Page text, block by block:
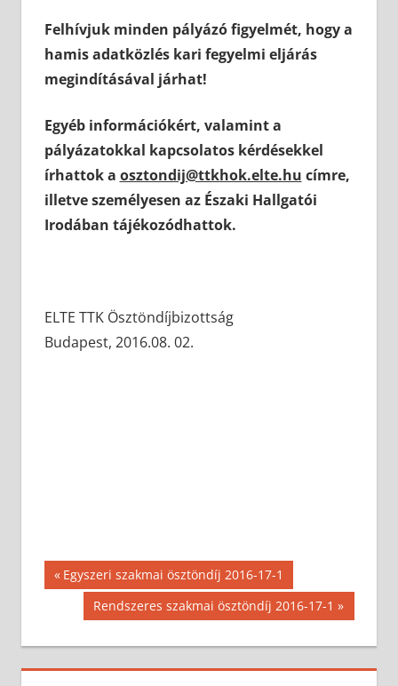
Felhívjuk minden pályázó figyelmét, hogy a
hamis adatközlés kari fegyelmi eljárás
megindításával járhat!
Egyéb információkért, valamint a
pályázatokkal kapcsolatos kérdésekkel
írhattok a osztondij@ttkhok.elte.hu címre,
illetve személyesen az Északi Hallgatói
Irodában tájékozódhattok.
ELTE TTK Ösztöndíjbizottság
Budapest, 2016.08. 02.
Bejegyzés
navigáció
Previous
Post:
Egyszeri szakmai ösztöndíj 2016-17-1
Next
Rendszeres szakmai ösztöndíj 2016-17-1